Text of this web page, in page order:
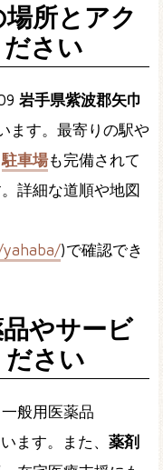
所とアク
さい
岩手県紫波郡矢巾
ます。最寄りの駅や
駐車場も完備されて
詳細な道順や地図
)で確認でき
やサービ
さい
般用医薬品
ます。また、 薬剤